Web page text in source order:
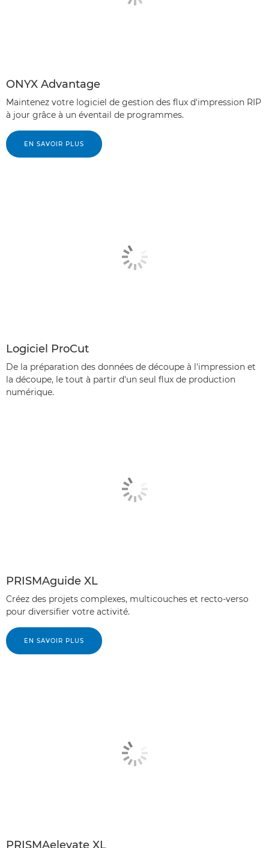
ONYX Advantage
Maintenez votre logiciel de gestion des flux d'impression RIP
à jour grâce à un éventail de programmes.
EN SAVOIR PLUS
Logiciel ProCut
De la préparation des données de découpe à l'impression et
la découpe, le tout à partir d'un seul flux de production
numérique.
PRISMAguide XL
Créez des projets complexes, multicouches et recto-verso
pour diversifier votre activité.
EN SAVOIR PLUS
PRISMAelevate XL